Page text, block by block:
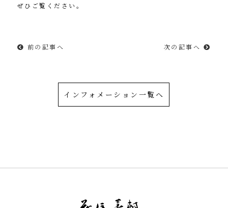
ぜひご覧ください。
前の記事へ 次の記事へ
インフォメーション一覧へ